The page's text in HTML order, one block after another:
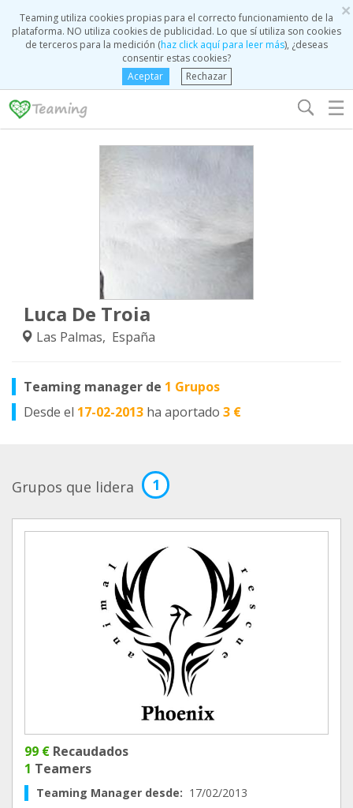
×
Teaming utiliza cookies propias para el correcto funcionamiento de la
plataforma. NO utiliza cookies de publicidad. Lo que sí utiliza son cookies
de terceros para la medición (haz click aquí para leer más), ¿deseas
consentir estas cookies?
Aceptar
Rechazar
☰
Luca De Troia
Las Palmas, España
Teaming manager de 1 Grupos
Desde el 17-02-2013 ha aportado 3 €
Grupos que lidera 1
99 € Recaudados
1 Teamers
Teaming Manager desde: 17/02/2013